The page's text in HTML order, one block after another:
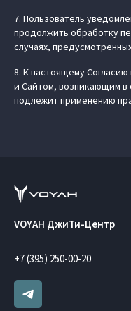
7. Пользователь
продолжить обработку
случаях,
8. К настоящему
и Сайтом, возникающим в
подлежит применению
VOYAH ДжиТи-Центр
+7 (395) 250-00-20